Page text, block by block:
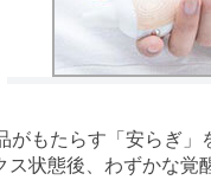
もたらす「安らぎ」
ス状態後、わずかな覚